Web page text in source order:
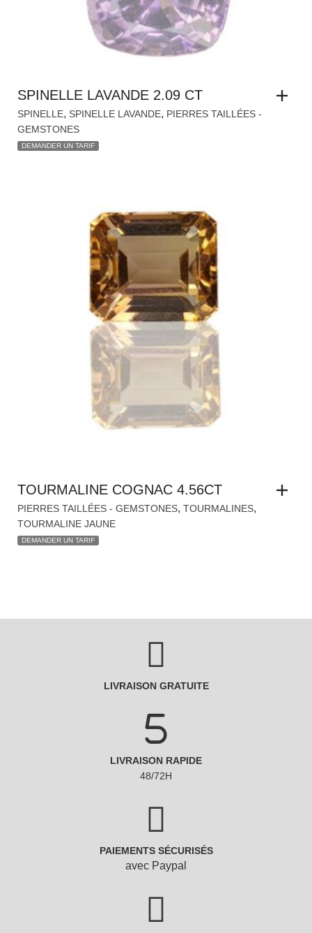
SPINELLE LAVANDE 2.09 CT
SPINELLE, SPINELLE LAVANDE, PIERRES TAILLÉES -
GEMSTONES
DEMANDER UN TARIF
TOURMALINE COGNAC 4.56CT
PIERRES TAILLÉES - GEMSTONES, TOURMALINES,
TOURMALINE JAUNE
DEMANDER UN TARIF
LIVRAISON GRATUITE
LIVRAISON RAPIDE
48/72H
PAIEMENTS SÉCURISÉS
avec Paypal